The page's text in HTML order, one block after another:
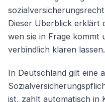
Dieser Überblick erklärt
wen sie in Frage kommt
verbindlich klären lassen.
In Deutschland gilt eine
ist, zahlt automatisch in